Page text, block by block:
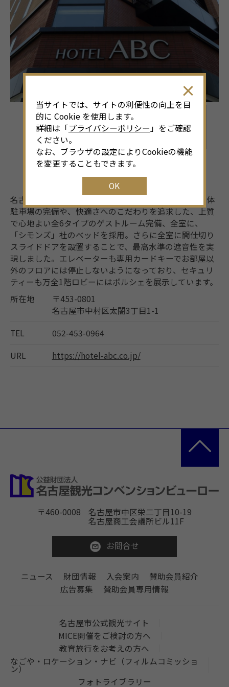
名古屋駅に近接する14階建てのホテルABCは自動式立体
駐車場の完備や、快適さへのこだわりを追求した、上質
で心地よい全6タイプのゲストルーム完備、全室に、
「シモンズ」社のベッドを採用。さらに全室に間仕切り
スライドドアを設置することで、最高水準の遮音性を実
現しました。エレベーターも専用カードキーでお部屋以
外のフロアには停止しないようになっており、セキュリ
ティーも万全1階ロビーにはポルシェを展示しています。
所在地
〒453-0801
名古屋市中村区太閤3丁目1-1
TEL
052-453-0964
URL
https://hotel-abc.co.jp/
〒460-0008 名古屋市中区栄二丁目10-19
名古屋商工会議所ビル11F
お問合せ
ニュース 財団情報 入会案内
賛助会員紹介
広告募集
賛助会員専用情報
名古屋市公式観光サイト
MICE開催をご検討の方へ
教育旅行をお考えの方へ
なごや・ロケーション・ナビ（フィルムコミッショ
ン）
フォトライブラリー
当サイトでは、サイトの利便性の向上を目
的に Cookie を使用します。
詳細は「プライバシーポリシー 」をご確認
ください。
なお、ブラウザの設定によりCookieの機能
を変更することもできます。
OK